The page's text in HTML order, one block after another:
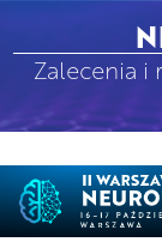
Zalecenia i